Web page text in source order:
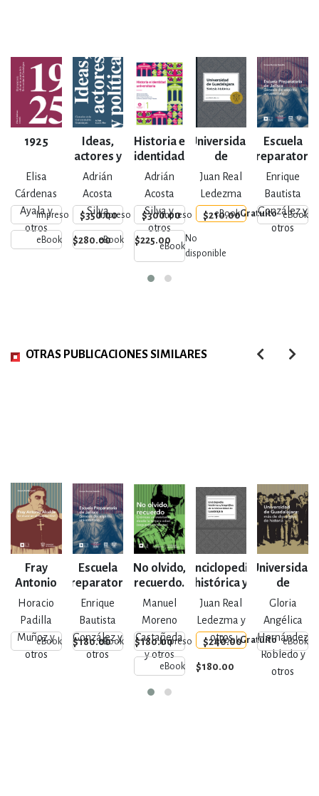
1925
Elisa
Cárdenas
Ayala y
otros
Impreso $350.00
eBook $280.00
Ideas,
actores y
política
Adrián
Acosta
SilvaImpreso $300.00
eBook $225.00
Historia e
identidad
universitaria
Adrián
Acosta
Silva y
otros
Impreso $210.00
eBook
No
disponible
Universidad
de
Guadalajara.
Síntesis
histórica
Juan Real
Ledezma
eBookGratuito
Escuela
Preparatoria
de Jalisco
Enrique
Bautista
González y
otros
eBook
OTRAS PUBLICACIONES SIMILARES
Fray
Antonio
Alcalde
Horacio
Padilla
Muñoz y
otros
eBook $180.00
Escuela
Preparatoria
de Jalisco
Enrique
Bautista
González y
otros
eBook $180.00
No olvido,
recuerdo.
Crónicas
universitarias
desde la
tercera edad
(segundo
certamen)
Manuel
Moreno
Castañeda
y otros
Impreso $240.00
eBook $180.00
Enciclopedia
histórica y
biográfica
de la
Universidad
de
Juan Real
Ledezma y
otros
eBookGratuito
Universidad
de
Guadalajara:
más de dos
siglos de
historia
Gloria
Angélica
Hernández
Robledo y
otros
eBook